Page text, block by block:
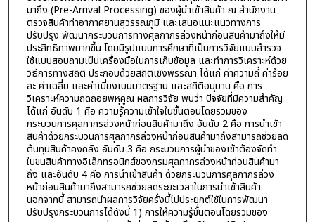
มาถึง (Pre-Arrival Processing) ของผู้นำเข้าสินค้า ณ สำนักงาน
ตรวจสินค้าท่าอากาศยานสุวรรณภูมิ และเสนอแนะแนวทางการ
ปรับปรุง พัฒนากระบวนการทางศุลกากรล่วงหน้าก่อนสินค้ามาถึงให้มี
ประสิทธิภาพมากขึ้น โดยมีรูปแบบการศึกษาที่เป็นการวิจัยแบบสำรวจ
ใช้แบบสอบถามเป็นเครื่องมือในการเก็บข้อมูล และทำการวิเคราะห์ด้วย
วิธีการทางสถิติ ประกอบด้วยสถิติเชิงพรรณา ได้แก่ ค่าความถี่ ค่าร้อย
ละ ค่าเฉลี่ย และค่าเบี่ยงเบนมาตรฐาน และสถิติอนุมาน คือ การ
วิเคราะห์ความถดถอยพหุคูณ ผลการวิจัย พบว่า ปัจจัยที่มีความสำคัญ
ได้แก่ อันดับ 1 คือ ความรู้ความเข้าใจในขั้นตอนโดยรวมของ
กระบวนการศุลกากรล่วงหน้าก่อนสินค้ามาถึง อันดับ 2 คือ การนำเข้า
สินค้าด้วยกระบวนการศุลกากรล่วงหน้าก่อนสินค้ามาถึงสามารถช่วยลด
ต้นทุนสินค้าคงคลัง อันดับ 3 คือ กระบวนการผู้นำของเข้าต้องจัดทำ
ใบขนสินค้าทางอิเล็กทรอนิกส์ของกรมศุลกากรล่วงหน้าก่อนสินค้ามา
ถึง และอันดับ 4 คือ การนำเข้าสินค้า ด้วยกระบวนการศุลกากรล่วง
หน้าก่อนสินค้ามาถึงสามารถช่วยลดระยะเวลาในการนำเข้าสินค้า
นอกจากนี้ สามารถนำผลการวิจัยครั้งนี้ไปประยุกต์ใช้ในการพัฒนา
ปรับปรุงกระบวนการได้ดังนี้ 1) การให้ความรู้ขั้นตอนโดยรวมของ